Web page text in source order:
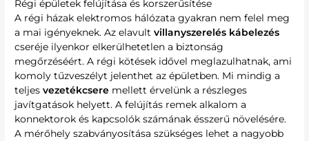
Régi épületek felújítása és korszerűsítése
A régi házak elektromos hálózata gyakran nem felel meg
a mai igényeknek. Az elavultvillanyszerelés kábelezés
cseréje ilyenkor elkerülhetetlen a biztonság
megőrzéséért. A régi kötések idővel meglazulhatnak, ami
komoly tűzveszélyt jelenthet az épületben. Mi mindig a
teljesvezetékcsere mellett érvelünk a részleges
javítgatások helyett. A felújítás remek alkalom a
konnektorok és kapcsolók számának ésszerű növelésére.
A mérőhely szabványosítása szükséges lehet a nagyobb